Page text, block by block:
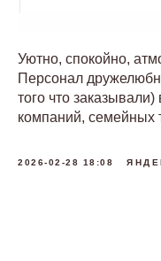
Уютно, спокойно,
Персонал
того что
компаний, семейных
2026-02-28 18:08